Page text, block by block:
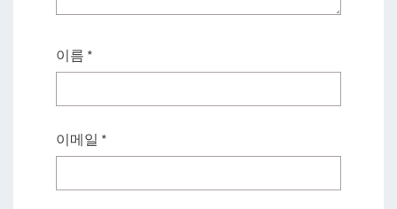
이름 *
이메일 *